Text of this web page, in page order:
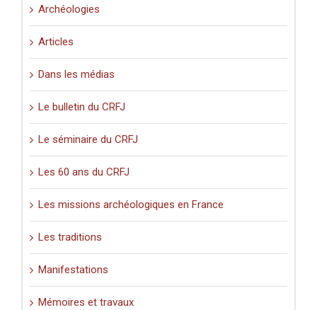
Archéologies
Articles
Dans les médias
Le bulletin du CRFJ
Le séminaire du CRFJ
Les 60 ans du CRFJ
Les missions archéologiques en France
Les traditions
Manifestations
Mémoires et travaux